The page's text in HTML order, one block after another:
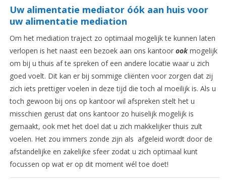
Uw alimentatie mediator óók aan huis voor
uw alimentatie mediation
Om het mediation traject zo optimaal mogelijk te kunnen laten
verlopen is het naast een bezoek aan ons kantoor ook mogelijk
om bij u thuis af te spreken of een andere locatie waar u zich
goed voelt. Dit kan er bij sommige cliënten voor zorgen dat zij
zich iets prettiger voelen in deze tijd die toch al moeilijk is. Als u
toch gewoon bij ons op kantoor wil afspreken stelt het u
misschien gerust dat ons kantoor zo huiselijk mogelijk is
gemaakt, ook met het doel dat u zich makkelijker thuis zult
voelen. Het zou immers zonde zijn als afgeleid wordt door de
afstandelijke en zakelijke sfeer zodat u zich optimaal kunt
focussen op wat er op dit moment wél toe doet!